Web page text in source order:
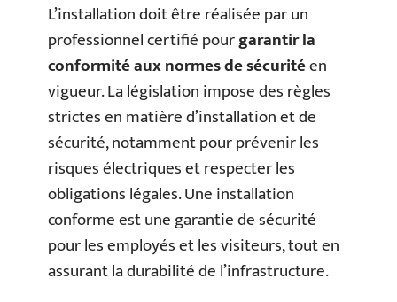
L’installation doit être réalisée par un
professionnel certifié pourgarantir la
conformité aux normes de sécuritéen
vigueur. La législation impose des règles
strictes en matière d’installation et de
sécurité, notamment pour prévenir les
risques électriques et respecter les
obligations légales. Une installation
conforme est une garantie de sécurité
pour les employés et les visiteurs, tout en
assurant la durabilité de l’infrastructure.